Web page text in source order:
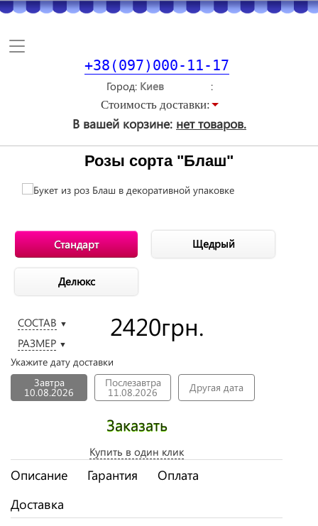
Toggle
+38(097)000-11-17
Город
Стоимость доставки:
В вашей корзине: нет товаров.
Розы сорта "Блаш"
Стандарт Щедрый
Делюкс
СОСТАВ ▼
РАЗМЕР ▼
2420грн.
Укажите дату доставки
Завтра
10.08.2026
Послезавтра
11.08.2026 Другая дата
Заказать
Купить в один клик
Описание Гарантия
Оплата
Доставка